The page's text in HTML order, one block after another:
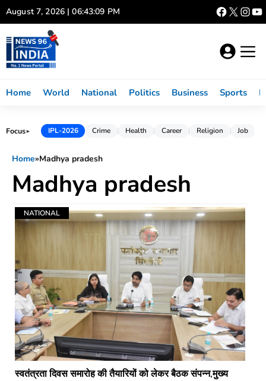
Skip
to
content
August 7, 2026 | 06:43:09 PM
Home World National Politics Business Sports
Focus► IPL-2026 Crime Health Career Religion Job
Home»Madhya pradesh
Madhya pradesh
NATIONAL
स्वतंत्रता दिवस समारोह की तैयारियों को लेकर बैठक संपन्न,मुख्य